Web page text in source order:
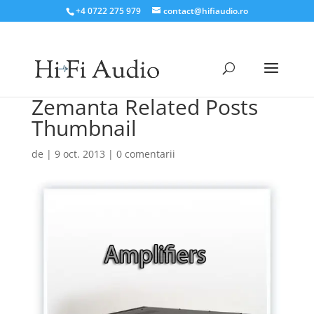
+4 0722 275 979 contact@hifiaudio.ro
Zemanta Related Posts
Thumbnail
de | 9 oct. 2013 | 0 comentarii